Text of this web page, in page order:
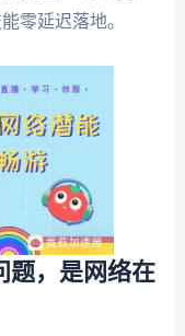
零延迟落地。
题，是网络在